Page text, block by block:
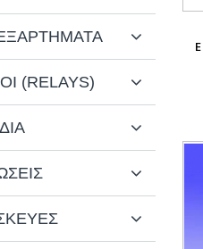
(RELAYS)